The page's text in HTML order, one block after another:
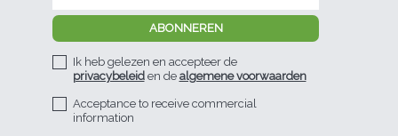
Ik heb gelezen en accepteer de
privacybeleiden de algemene voorwaarden
Acceptance to receive commercial
information